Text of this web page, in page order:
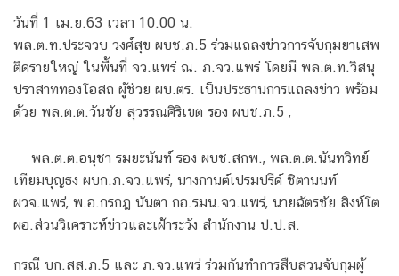
วันที่ 1 เม.ย.63 เวลา 10.00 น.
พล.ต.ท.ประจวบ วงศ์สุข ผบช.ภ.5 ร่วมแถลงข่าวการจับกุมยาเสพ
ติดรายใหญ่ ในพื้นที่ จว.แพร่ ณ. ภ.จว.แพร่ โดยมี พล.ต.ท.วิสนุ
ปราสาททองโอสถ ผู้ช่วย ผบ.ตร. เป็นประธานการแถลงข่าว พร้อม
ด้วย พล.ต.ต.วันชัย สุวรรณศิริเขต รอง ผบช.ภ.5 ,
พล.ต.ต.อนุชา รมยะนันท์ รอง ผบช.สกพ., พล.ต.ต.นันทวิทย์
เทียมบุญธง ผบก.ภ.จว.แพร่, นางกานต์เปรมปรีด์ ชิตานนท์
ผวจ.แพร่, พ.อ.กรกฎ นันตา กอ.รมน.จว.แพร่, นายฉัตรชัย สิงห์โต
ผอ.ส่วนวิเคราะห์ข่าวและเฝ้าระวัง สำนักงาน ป.ป.ส.
กรณี บก.สส.ภ.5 และ ภ.จว.แพร่ ร่วมกันทำการสืบสวนจับกุมผู้